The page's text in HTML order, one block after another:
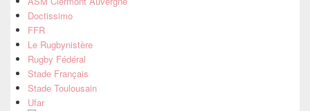
Doctissimo
FFR
Le Rugbynistère
Rugby Fédéral
Stade Français
Stade Toulousain
Ufar